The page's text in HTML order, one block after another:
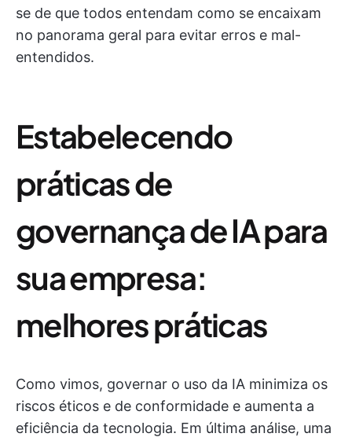
se de que todos entendam como se encaixam
no panorama geral para evitar erros e mal-
entendidos.
Estabelecendo
práticas de
governança de IA para
sua empresa:
melhores práticas
Como vimos, governar o uso da IA minimiza os
riscos éticos e de conformidade e aumenta a
eficiência da tecnologia. Em última análise, uma